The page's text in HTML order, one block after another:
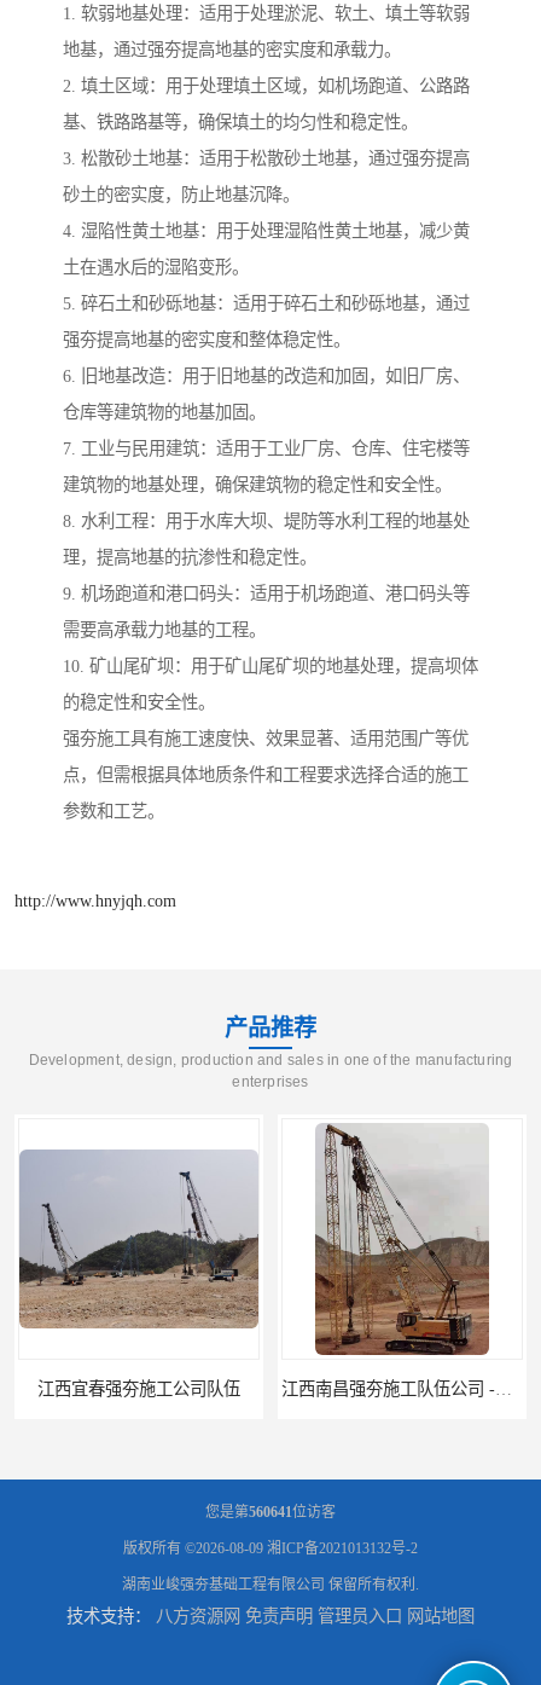
1. 软弱地基处理：适用于处理淤泥、软土、填土等软弱
地基，通过强夯提高地基的密实度和承载力。
2. 填土区域：用于处理填土区域，如机场跑道、公路路
基、铁路路基等，确保填土的均匀性和稳定性。
3. 松散砂土地基：适用于松散砂土地基，通过强夯提高
砂土的密实度，防止地基沉降。
4. 湿陷性黄土地基：用于处理湿陷性黄土地基，减少黄
土在遇水后的湿陷变形。
5. 碎石土和砂砾地基：适用于碎石土和砂砾地基，通过
强夯提高地基的密实度和整体稳定性。
6. 旧地基改造：用于旧地基的改造和加固，如旧厂房、
仓库等建筑物的地基加固。
7. 工业与民用建筑：适用于工业厂房、仓库、住宅楼等
建筑物的地基处理，确保建筑物的稳定性和安全性。
8. 水利工程：用于水库大坝、堤防等水利工程的地基处
理，提高地基的抗渗性和稳定性。
9. 机场跑道和港口码头：适用于机场跑道、港口码头等
需要高承载力地基的工程。
10. 矿山尾矿坝：用于矿山尾矿坝的地基处理，提高坝体
的稳定性和安全性。
强夯施工具有施工速度快、效果显著、适用范围广等优
点，但需根据具体地质条件和工程要求选择合适的施工
参数和工艺。
http://www.hnyjqh.com
产品推荐
Development, design, production and sales in one of the manufacturing
enterprises
江西南昌强夯施工队伍公司 -湖南业峻强夯基础工程 江西新余强夯施工队伍公司 —业峻强夯基础工程
您是第560641位访客
版权所有 ©2026-08-09 湘ICP备2021013132号-2
湖南业峻强夯基础工程有限公司 保留所有权利.
技术支持： 八方资源网 免责声明 管理员入口 网站地图